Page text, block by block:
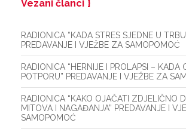
Vezani članci
RADIONICA “KADA STRES SJEDNE U
PREDAVANJE I VJEŽBE ZA SAMOPOMOĆ
RADIONICA “HERNIJE I PROLAPSI – KADA
POTPORU” PREDAVANJE I VJEŽBE ZA
RADIONICA “KAKO OJAČATI ZDJELIČNO
MITOVA I NAGAĐANJA” PREDAVANJE I
SAMOPOMOĆ